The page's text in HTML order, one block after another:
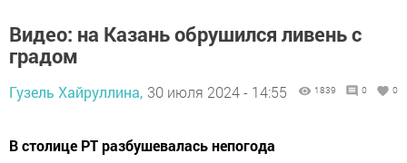
Видео: на Казань обрушился ливень с
градом
Гузель Хайруллина, 30 июля 2024 - 14:55 1839 0 0
В столице РТ разбушевалась непогода